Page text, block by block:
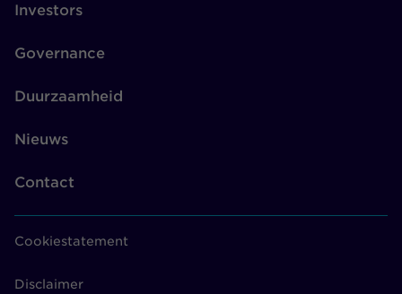
Investors
Governance
Duurzaamheid
Nieuws
Contact
Cookiestatement
Disclaimer